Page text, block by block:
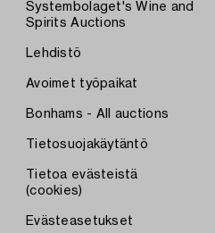
Systembolaget's Wine and
Spirits Auctions
Lehdistö
Avoimet työpaikat
Bonhams - All auctions
Tietosuojakäytäntö
Tietoa evästeistä
(cookies)
Evästeasetukset